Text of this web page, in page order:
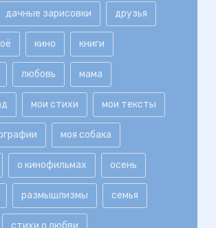
дачные зарисовки друзья
кино книги
любовь мама
мои стихи мои тексты
моя собака
о кинофильмах осень
размышлизмы семья